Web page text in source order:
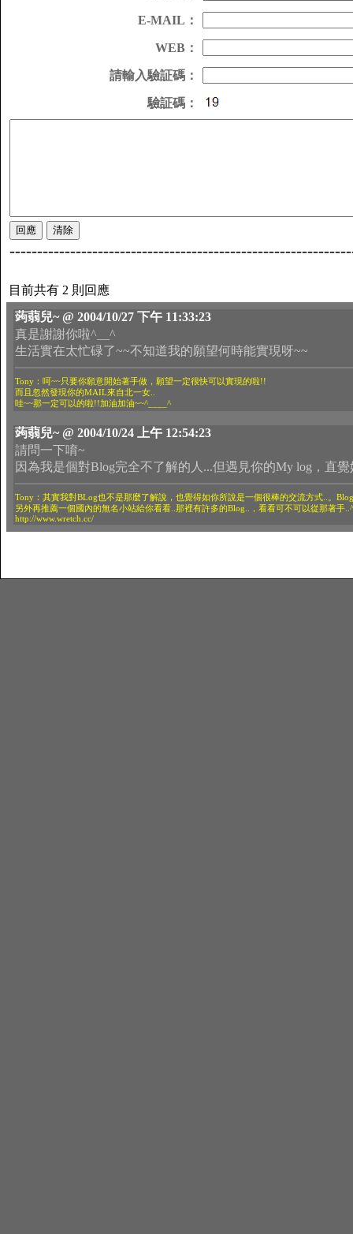
E-MAIL：
WEB：
請輸入驗証碼：
驗証碼：
目前共有 2 則回應
蒟蒻兒~ @ 2004/10/27 下午 11:33:23
真是謝謝你啦^__^
生活實在太忙碌了~~不知道我的願望何時能實現呀~~
Tony：呵~~只要你願意開始著手做，願望一定很快可以實現的啦!!
而且忽然發現你的MAIL來自北一女..
哇~~那一定可以的啦!!加油加油~~^____^
蒟蒻兒~ @ 2004/10/24 上午 12:54:23
請問一下唷~
因為我是個對Blog完全不了解的人...但遇見你的My log，直
Tony：其實我對BLog也不是那麼了解說，也覺得如你所說是一個很棒的交流方式..。
另外再推薦一個國內的無名小站給你看看..那裡有許多的Blog..，看看可不可以從那著手
http://www.wretch.cc/